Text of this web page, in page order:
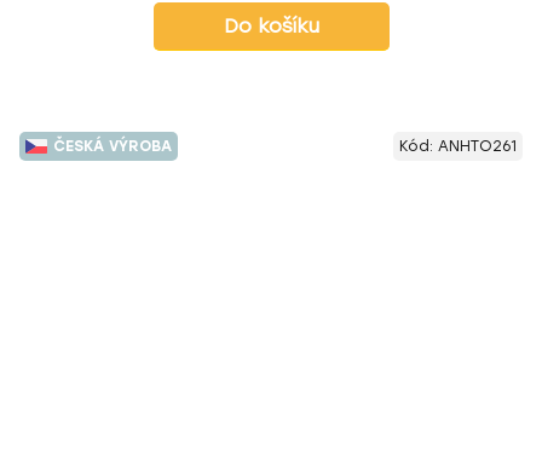
Do košíku
ČESKÁ VÝROBA Kód: ANHTO261